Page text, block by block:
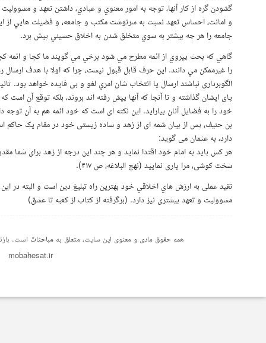
گشودن گره از كار آنها، توجه به امور معنوي و عبادي، داشتن تعهد و
و امانت، احساس تعهد نسبت به سرنوشت مكتب و جامعه، و فضيلت هايي از
جامعه را هر چه بيشتر به سوي متخلق شدن به اخلاق حسيني پيش برد.
گاهي كه بحث پيروي از ائمه مطرح مي شود برخي مي گويند ما كجا و ائمه
را غيرممكن مي دانند. این حرف قابل قبول نیست، چرا که اولا با هدف ارسال
الگوبرداری نباشند ارسال يا انتخاب شان امري لغو و بی فایده خواهد بود.
پای ايشان گذاشته و تا آنجا که آنها پیش رفته اند بروند، بلکه توقع آن
خود را به فضایل آنان بیاراید. این نکته ای است که خود ائمه هم به آن توجه
بن حنیف، پس از بیان شمه ای از زهد و ساده زیستی خود در مقام یک حاکم
دارد، به عثمان می گوید:
هر كس بايد به امام خود اقتدا نمايد و هر چند این درجه از زهد برای شما
سخت کوشی، مرا یاری نمایید (نهج البلاغه، ص ۴۱۷).
تقيد عملی به ارزش هاي اخلاقي خود بهترین راه تبلیغ دين است و البته در
مسووليت و تعهد بیشتری نيز دارد. (برگرفته از كتاب از كعبه تا عشق)
همه حقوق مادی و معنوی این سایت، متعلق بهمباحثات است.
mobahesat.ir